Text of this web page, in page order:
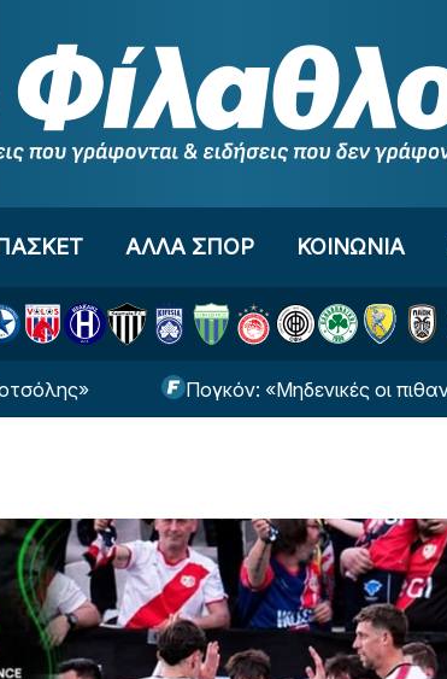
ΑΛΛΑ ΣΠΟΡ ΚΟΙΝΩΝΙΑ
Πογκόν: «Μηδενικές οι πιθανότητες της